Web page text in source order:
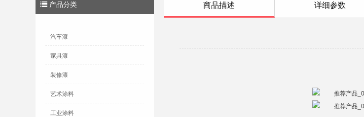
产品分类
汽车漆
家具漆
装修漆
艺术涂料
工业涂料
商品描述 详细参数